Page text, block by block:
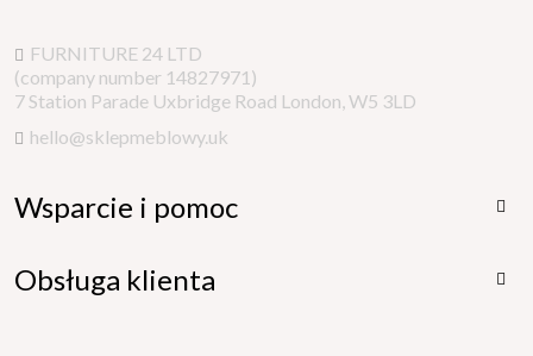
FURNITURE 24 LTD
(company number 14827971)
7 Station Parade Uxbridge Road London, W5 3LD
hello@sklepmeblowy.uk
Wsparcie i pomoc 
Obsługa klienta 